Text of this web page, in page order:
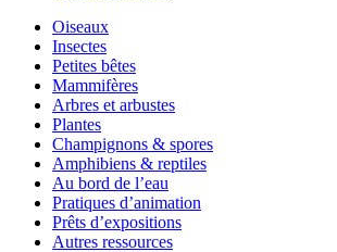
Oiseaux
Insectes
Petites bêtes
Mammifères
Arbres et arbustes
Plantes
Champignons & spores
Amphibiens & reptiles
Au bord de l’eau
Pratiques d’animation
Prêts d’expositions
Autres ressources